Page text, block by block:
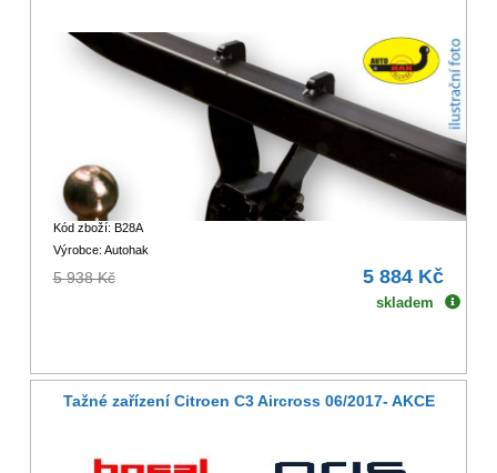
Kód zboží: B28A
Výrobce: Autohak
5 938 Kč 5 884 Kč
skladem
Tažné zařízení Citroen C3 Aircross 06/2017- AKCE